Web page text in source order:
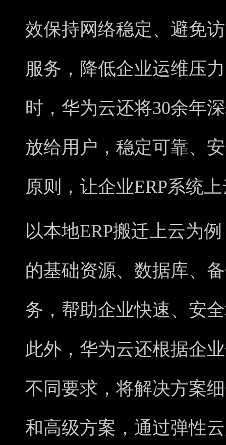
效保持网络稳定、避免
服务，降低企业运维压
时，华为云还将30余年
放给用户，稳定可靠、
原则，让企业ERP系统
以本地ERP搬迁上云为
的基础资源、数据库、
务，帮助企业快速、安
此外，华为云还根据企
不同要求，将解决方案
和高级方案，通过弹性